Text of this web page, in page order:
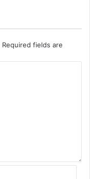
Required fields are